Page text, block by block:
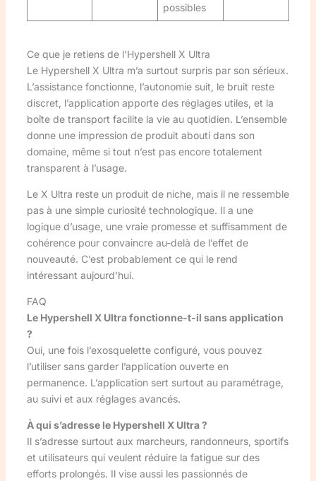
possibles
Ce que je retiens de l’Hypershell X Ultra
Le Hypershell X Ultra m’a surtout surpris par son sérieux.
L’assistance fonctionne, l’autonomie suit, le bruit reste
discret, l’application apporte des réglages utiles, et la
boîte de transport facilite la vie au quotidien. L’ensemble
donne une impression de produit abouti dans son
domaine, même si tout n’est pas encore totalement
transparent à l’usage.
Le X Ultra reste un produit de niche, mais il ne ressemble
pas à une simple curiosité technologique. Il a une
logique d’usage, une vraie promesse et suffisamment de
cohérence pour convaincre au-delà de l’effet de
nouveauté. C’est probablement ce qui le rend
intéressant aujourd’hui.
FAQ
Le Hypershell X Ultra fonctionne-t-il sans application
?
Oui, une fois l’exosquelette configuré, vous pouvez
l’utiliser sans garder l’application ouverte en
permanence. L’application sert surtout au paramétrage,
au suivi et aux réglages avancés.
À qui s’adresse le Hypershell X Ultra ?
Il s’adresse surtout aux marcheurs, randonneurs, sportifs
et utilisateurs qui veulent réduire la fatigue sur des
efforts prolongés. Il vise aussi les passionnés de